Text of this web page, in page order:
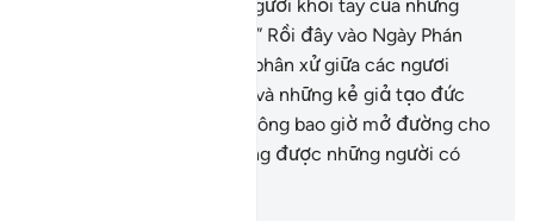
người và ngăn cản các người khỏi tay của những
người có đức tin đó sao?” Rồi đây vào Ngày Phán
Xét Cuối Cùng, Allah sẽ phân xử giữa các ngươi
(những người có đức tin và những kẻ giả tạo đức
tin), và tất nhiên Allah không bao giờ mở đường cho
những kẻ vô đức tin thắng được những người có